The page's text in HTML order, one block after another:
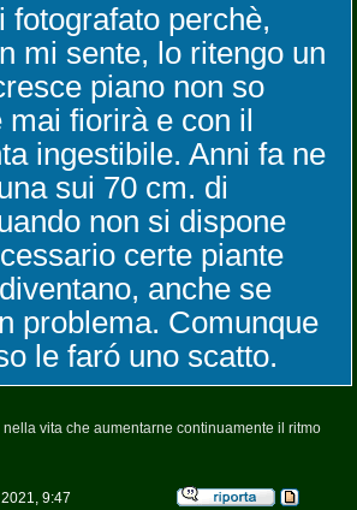
fotografato perchè,
mi sente, lo ritengo un
piano non so
mai fiorirà e con il
ingestibile. Anni fa ne
sui 70 cm. di
non si dispone
certe piante
anche se
problema. Comunque
le faró uno scatto.
vita che aumentarne continuamente il ritmo
9:47